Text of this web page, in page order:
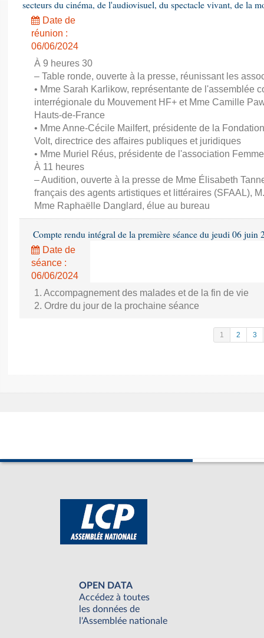
secteurs du cinéma, de l'audiovisuel, du spectacle vivant, de la
Date de
réunion :
06/06/2024
À 9 heures 30
– Table ronde, ouverte à la presse, réunissant les
• Mme Sarah Karlikow, représentante de l'assemblée
interrégionale du Mouvement HF+ et Mme Camille
Hauts-de-France
• Mme Anne-Cécile Mailfert, présidente de la
Volt, directrice des affaires publiques et juridiques
• Mme Muriel Réus, présidente de l'association
À 11 heures
– Audition, ouverte à la presse de Mme Élisabeth
français des agents artistiques et littéraires (SFAAL),
Mme Raphaëlle Danglard, élue au bureau
Compte rendu intégral de la première séance du jeudi 06 juin
Date de
séance :
06/06/2024
1. Accompagnement des malades et de la fin de vie
2. Ordre du jour de la prochaine séance
1 2 3
OPEN DATA
Accédez à toutes
les données de
l'Assemblée nationale